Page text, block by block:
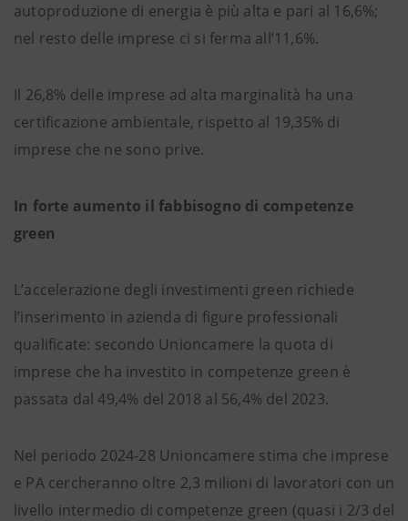
autoproduzione di energia è più alta e pari al 16,6%;
nel resto delle imprese ci si ferma all’11,6%.
Il 26,8% delle imprese ad alta marginalità ha una
certificazione ambientale, rispetto al 19,35% di
imprese che ne sono prive.
In forte aumento il fabbisogno di competenze
green
L’accelerazione degli investimenti green richiede
l’inserimento in azienda di figure professionali
qualificate: secondo Unioncamere la quota di
imprese che ha investito in competenze green è
passata dal 49,4% del 2018 al 56,4% del 2023.
Nel periodo 2024-28 Unioncamere stima che imprese
e PA cercheranno oltre 2,3 milioni di lavoratori con un
livello intermedio di competenze green (quasi i 2/3 del